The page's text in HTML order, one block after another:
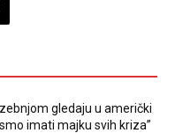
gledaju u američki
imati majku svih kriza”